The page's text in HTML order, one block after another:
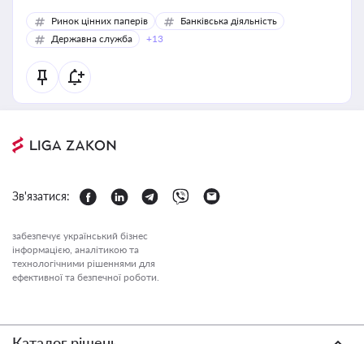
Ринок цінних паперів
Банківська діяльність
Державна служба
+13
Зв'язатися:
забезпечує український бізнес
інформацією, аналітикою та
технологічними рішеннями для
ефективної та безпечної роботи.